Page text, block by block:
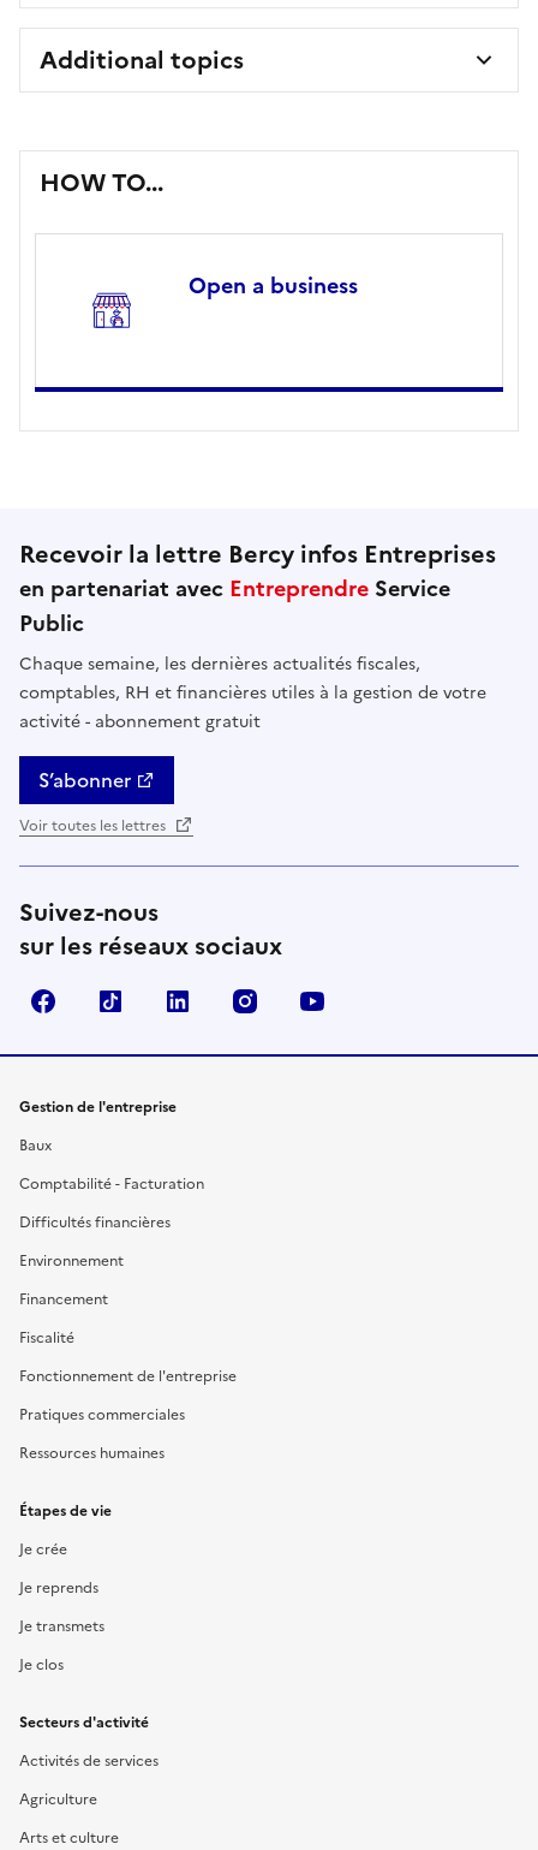
Additional topics
HOW TO...
Open a business
Recevoir la lettre Bercy infos Entreprises
en partenariat avec Entreprendre Service
Public
Chaque semaine, les dernières actualités fiscales,
comptables, RH et financières utiles à la gestion de votre
activité - abonnement gratuit
S’abonner
Voir toutes les lettres
Suivez-nous
sur les réseaux sociaux
FacebookTikTok Linkedin Instagram
Gestion de l'entreprise
Baux
Comptabilité - Facturation
Difficultés financières
Environnement
Financement
Fiscalité
Fonctionnement de l'entreprise
Pratiques commerciales
Ressources humaines
Étapes de vie
Je crée
Je reprends
Je transmets
Je clos
Secteurs d'activité
Activités de services
Agriculture
Arts et culture